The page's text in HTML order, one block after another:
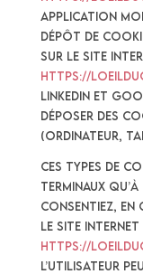
application
dépôt de
sur le Site
https://
Linkedin et
déposer des
(ordinateur,
Ces types de
terminaux
consentiez,
le Site Internet
https://
l’Utilisateur